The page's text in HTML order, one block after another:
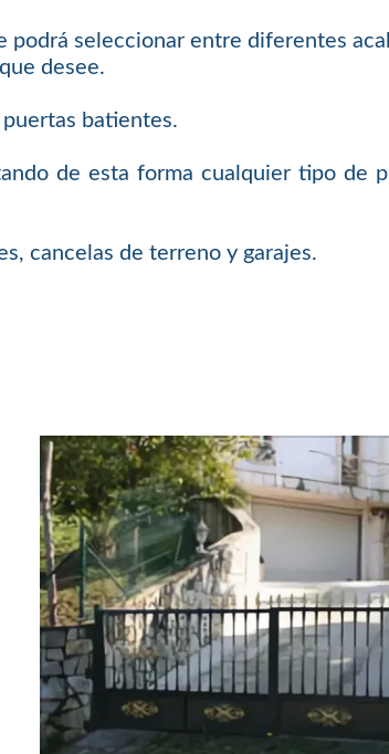
seleccionar entre diferentes
desee.
batientes.
de esta forma cualquier tipo de
cancelas de terreno y garajes.